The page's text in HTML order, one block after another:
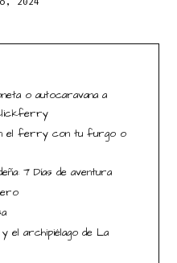
o autocaravana a
el ferry con tu furgo o
7 Días de aventura
el archipiélago de La